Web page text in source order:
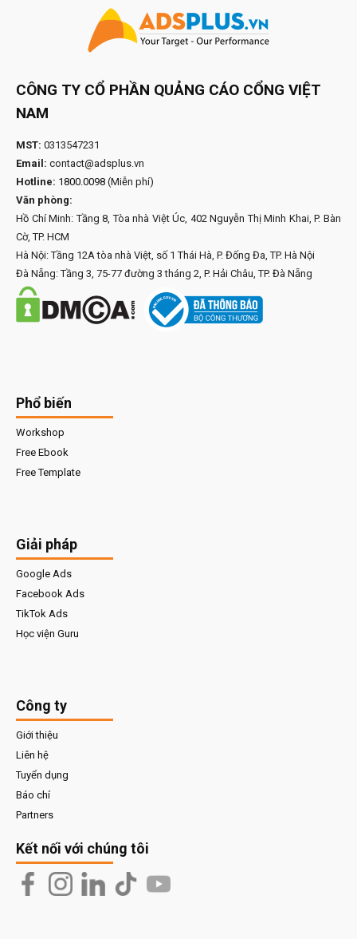
CÔNG TY CỔ PHẦN QUẢNG CÁO CỔNG VIỆT
NAM
MST: 0313547231
Email: contact@adsplus.vn
Hotline: 1800.0098 (Miễn phí)
Văn phòng:
Hồ Chí Minh: Tầng 8, Tòa nhà Việt Úc, 402 Nguyễn Thị Minh Khai, P. Bàn
Cờ, TP. HCM
Hà Nội: Tầng 12A tòa nhà Việt, số 1 Thái Hà, P. Đống Đa, TP. Hà Nội
Đà Nẵng: Tầng 3, 75-77 đường 3 tháng 2, P. Hải Châu, TP. Đà Nẵng
Phổ biến
Workshop
Free Ebook
Free Template
Giải pháp
Google Ads
Facebook Ads
TikTok Ads
Học viện Guru
Công ty
Giới thiệu
Liên hệ
Tuyển dụng
Báo chí
Partners
Kết nối với chúng tôi